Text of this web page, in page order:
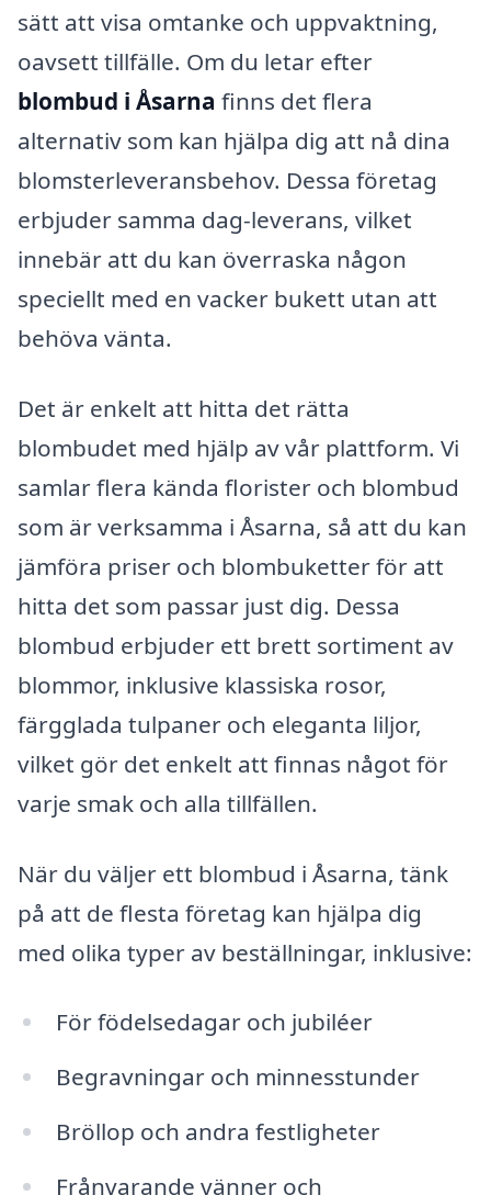
sätt att visa omtanke och uppvaktning,
oavsett tillfälle. Om du letar efter
blombud i Åsarna finns det flera
alternativ som kan hjälpa dig att nå dina
blomsterleveransbehov. Dessa företag
erbjuder samma dag-leverans, vilket
innebär att du kan överraska någon
speciellt med en vacker bukett utan att
behöva vänta.
Det är enkelt att hitta det rätta
blombudet med hjälp av vår plattform. Vi
samlar flera kända florister och blombud
som är verksamma i Åsarna, så att du kan
jämföra priser och blombuketter för att
hitta det som passar just dig. Dessa
blombud erbjuder ett brett sortiment av
blommor, inklusive klassiska rosor,
färgglada tulpaner och eleganta liljor,
vilket gör det enkelt att finnas något för
varje smak och alla tillfällen.
När du väljer ett blombud i Åsarna, tänk
på att de flesta företag kan hjälpa dig
med olika typer av beställningar, inklusive:
För födelsedagar och jubiléer
Begravningar och minnesstunder
Bröllop och andra festligheter
Frånvarande vänner och